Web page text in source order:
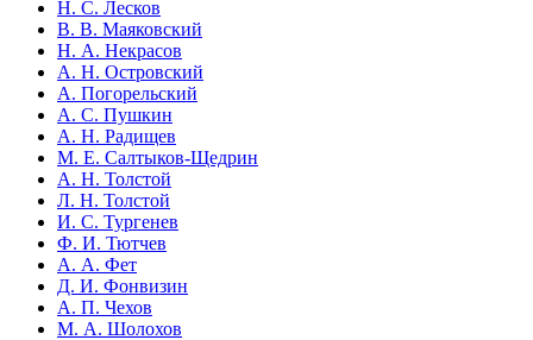
Н. С. Лесков
В. В. Маяковский
Н. А. Некрасов
А. Н. Островский
А. Погорельский
А. С. Пушкин
А. Н. Радищев
М. Е. Салтыков-Щедрин
А. Н. Толстой
Л. Н. Толстой
И. С. Тургенев
Ф. И. Тютчев
А. А. Фет
Д. И. Фонвизин
А. П. Чехов
М. А. Шолохов